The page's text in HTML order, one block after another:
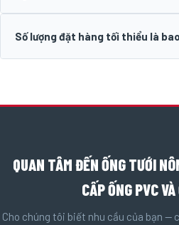
Số lượng đặt hàng tối thiểu là
QUAN TÂM ĐẾN ỐNG TƯỚI
CẤP ỐNG PVC
Cho chúng tôi biết nhu cầu của bạn —